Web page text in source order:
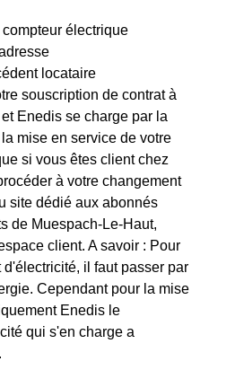
électrique
locataire
souscription de contrat à
Enedis se charge par la
mise en service de votre
si vous êtes client chez
à votre changement
site dédié aux abonnés
de Muespach-Le-Haut,
client. A savoir : Pour
il faut passer par
Cependant pour la mise
Enedis le
qui s'en charge a